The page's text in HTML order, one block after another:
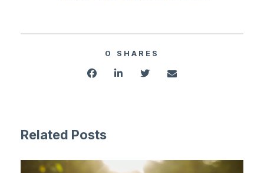
0 SHARES
Related Posts